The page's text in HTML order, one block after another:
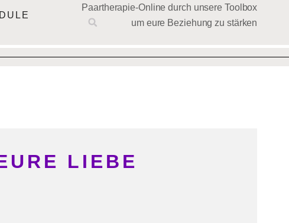
Paartherapie-Online durch unsere Toolbox
um eure Beziehung zu stärken
LIEBE